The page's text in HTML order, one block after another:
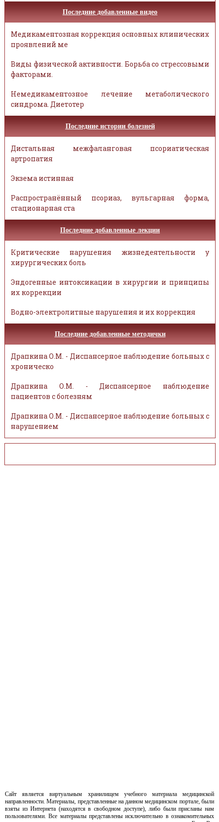
Последние добавленные видео
Медикаментозная коррекция основных клинических
проявлений ме
Виды физической активности. Борьба со стрессовыми
факторами.
Немедикаментозное лечение метаболического
синдрома. Диетотер
Последние истории болезней
Дистальная межфаланговая псориатическая
артропатия
Экзема истинная
Распространённый псориаз, вульгарная форма,
стационарная ста
Последние добавленные лекции
Критические нарушения жизнедеятельности у
хирургических боль
Эндогенные интоксикации в хирургии и принципы
их коррекции
Водно-электролитные нарушения и их коррекция
Последние добавленные методички
Драпкина О.М. - Диспансерное наблюдение больных с
хроническо
Драпкина О.М. - Диспансерное наблюдение
пациентов с болезням
Драпкина О.М. - Диспансерное наблюдение больных с
нарушением
Сайт является виртуальным хранилищем учебного материала медицинской
направленности. Материалы, представленные на данном медицинском портале, были
взяты из Интернета (находятся в свободном доступе), либо были присланы нам
пользователями. Все материалы представлены исключительно в ознакомительных